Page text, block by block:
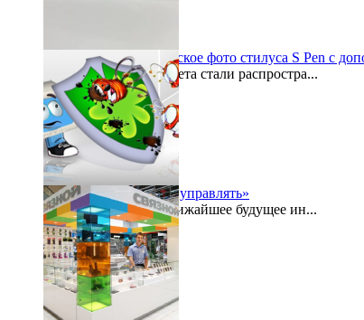
Galaxy Note 5: шпионское фото стилуса S Pen с
По просторам интернета стали распростра...
2015-07-27
«Безопасностью надо управлять»
Буквально в самое ближайшее будущее ин...
2015-07-24